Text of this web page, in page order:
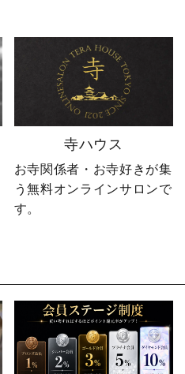
しながら、 住職・寺院向
けの有益な情報や やじ社
長の日常まで発信中！▶
@sotoubaya140 ご相談は
DM・公式LINEからお気
軽にどうぞ📩 #やじ社長 #
卒塔婆 #卒塔婆屋さん #日
の出町 婿社長
寺ハウス
お寺関係者・お寺好きが集
う無料オンラインサロンで
す。